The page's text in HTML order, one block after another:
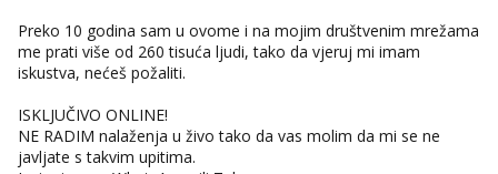
Preko 10 godina sam u ovome i na mojim društvenim mrežama
me prati više od 260 tisuća ljudi, tako da vjeruj mi imam
iskustva, nećeš požaliti.
ISKLJUČIVO ONLINE!
NE RADIM nalaženja u živo tako da vas molim da mi se ne
javljate s takvim upitima.